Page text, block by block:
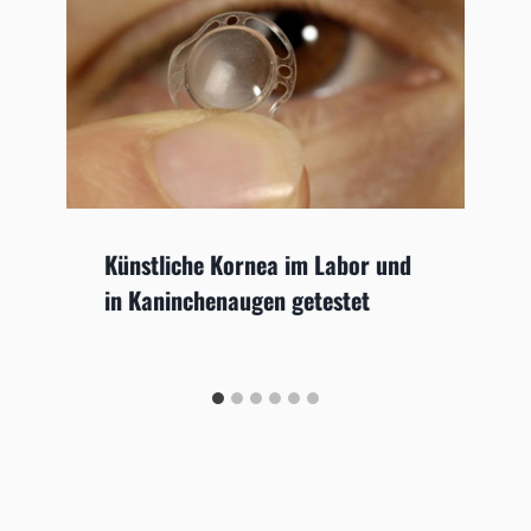
Künstliche Kornea im Labor und
in Kaninchenaugen getestet